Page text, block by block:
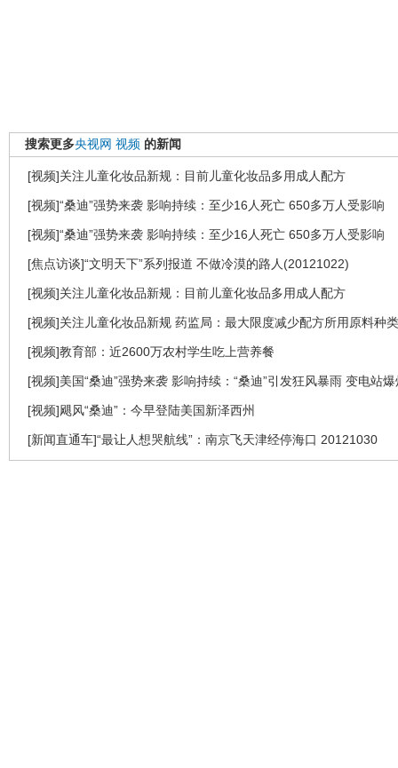
搜索更多央视网 视频 的新闻
[视频]关注儿童化妆品新规：目前儿童化妆品多用成人配方
[视频]“桑迪”强势来袭 影响持续：至少16人死亡 650多万人受影响
[视频]“桑迪”强势来袭 影响持续：至少16人死亡 650多万人受影响
[焦点访谈]“文明天下”系列报道 不做冷漠的路人(20121022)
[视频]关注儿童化妆品新规：目前儿童化妆品多用成人配方
[视频]关注儿童化妆品新规 药监局：最大限度减少配方所用原料种类
[视频]教育部：近2600万农村学生吃上营养餐
[视频]美国“桑迪”强势来袭 影响持续：“桑迪”引发狂风暴雨 变电站爆
[视频]飓风“桑迪”：今早登陆美国新泽西州
[新闻直通车]“最让人想哭航线”：南京飞天津经停海口 20121030